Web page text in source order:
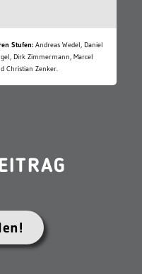
Stufen: Andreas Wedel, Daniel
Dirk Zimmermann, Marcel
Christian Zenker.